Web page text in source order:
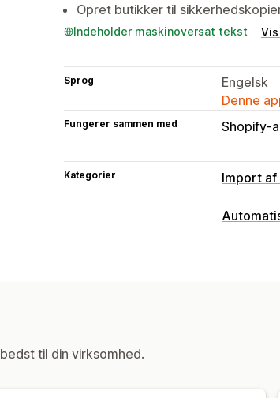
Opret butikker til
Indeholder maskinoversat tekst
Sprog
Engelsk
Denne
Fungerer sammen med Shopify-
Kategorier Import
til din virksomhed.